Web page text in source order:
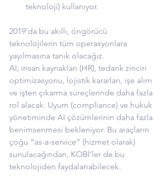
teknoloji) kullanıyor.
2019’da bu akıllı, öngörücü
teknolojilerin tüm operasyonlara
yayılmasına tanık olacağız.
AI; insan kaynakları (HR), tedarik zinciri
optimizasyonu, lojistik kararları, işe alım
ve işten çıkarma süreçlerinde daha fazla
rol alacak. Uyum (compliance) ve hukuk
yönetiminde AI çözümlerinin daha fazla
benimsenmesi bekleniyor. Bu araçların
çoğu “as-a-service” (hizmet olarak)
sunulacağından, KOBİ’ler de bu
teknolojiden faydalanabilecek.